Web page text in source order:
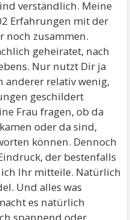
verständlich. Meine
Erfahrungen mit der
noch zusammen.
geheiratet, nach
Nur nutzt Dir ja
anderer relativ wenig,
geschildert
Frau fragen, ob da
oder da sind,
können. Dennoch
der bestenfalls
Ihr mitteile. Natürlich
Und alles was
es natürlich
spannend oder